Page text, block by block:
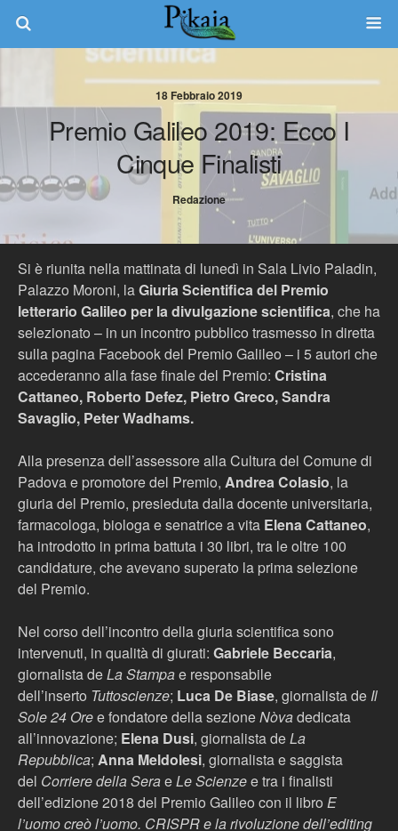
18 Febbraio 2019
Premio Galileo 2019: Ecco I
Cinque Finalisti
Redazione
Si è riunita nella mattinata di lunedì in Sala Livio Paladin,
Palazzo Moroni, laGiuria Scientifica del Premio
letterario Galileo per la divulgazione scientifica, che ha
selezionato – in un incontro pubblico trasmesso in diretta
sulla pagina Facebook del Premio Galileo – i 5 autori che
accederanno alla fase finale del Premio: Cristina
Cattaneo, Roberto Defez, Pietro Greco, Sandra
Savaglio, Peter Wadhams.
Alla presenza dell’assessore alla Cultura del Comune di
Padova e promotore del Premio, Andrea Colasio, la
giuria del Premio, presieduta dalla docente universitaria,
farmacologa, biologa e senatrice a vita Elena Cattaneo,
ha introdotto in prima battuta i 30 libri, tra le oltre 100
candidature, che avevano superato la prima selezione
del Premio.
Nel corso dell’incontro della giuria scientifica sono
intervenuti, in qualità di giurati: Gabriele Beccaria,
giornalista deLa Stampae responsabile
dell’inserto Tuttoscienze; Luca De Biase, giornalista de Il
Sole 24 Oree fondatore della sezioneNòvadedicata
all’innovazione; Elena Dusi, giornalista deLa
Repubblica; Anna Meldolesi, giornalista e saggista
del Corriere della SeraeLe Scienzee tra i finalisti
dell’edizione 2018 del Premio Galileo con il libro E
l’uomo creò l’uomo. CRISPR e la rivoluzione dell’editing